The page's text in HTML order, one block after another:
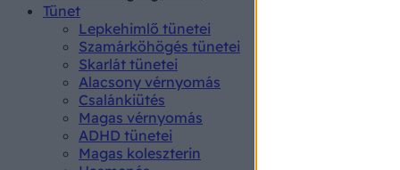
Tünet
Lepkehimlő tünetei
Szamárköhögés tünetei
Skarlát tünetei
Alacsony vérnyomás
Csalánkiütés
Magas vérnyomás
ADHD tünetei
Magas koleszterin